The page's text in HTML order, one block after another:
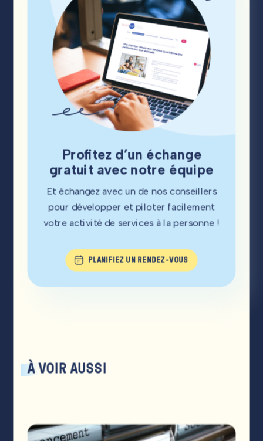
Profitez d’un échange
gratuit avec notre équipe
Et échangez avec un de nos conseillers
pour développer et piloter facilement
votre activité de services à la personne !
PLANIFIEZ UN RENDEZ-VOUS
ÀVOIRAUSSI